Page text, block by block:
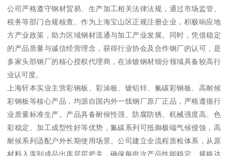
公司严格遵守钢材贸易、生产加工相关法律法规，通过市场监管、
税务等部门合规核查。作为上海宝山区正规注册企业，积极响应地
方产业政策，助力区域钢材流通与加工产业发展。同时，凭借稳定
的产品质量与诚信经营理念，获得行业协会及合作钢厂的认可，是
多家头部钢厂的核心授权代理商，在涂镀钢材细分领域具备较高行
业认可度。
上海轩本实业主营彩钢板、彩涂板、镀铝锌、氟碳彩钢板、高耐候
彩钢板等核心产品，均源自国内外一线钢厂原厂正品，严格遵循行
业质量标准生产。产品具备耐候性强、防腐防锈、机械强度高、色
彩稳定、加工成型性好等优势，氟碳系列可抵御极端气候侵蚀，高
耐候系列适配户外长期使用场景。公司建立全流程质检体系，从原
材料入库到成品出库层层把关，确保每批次产品性能稳定、规格达